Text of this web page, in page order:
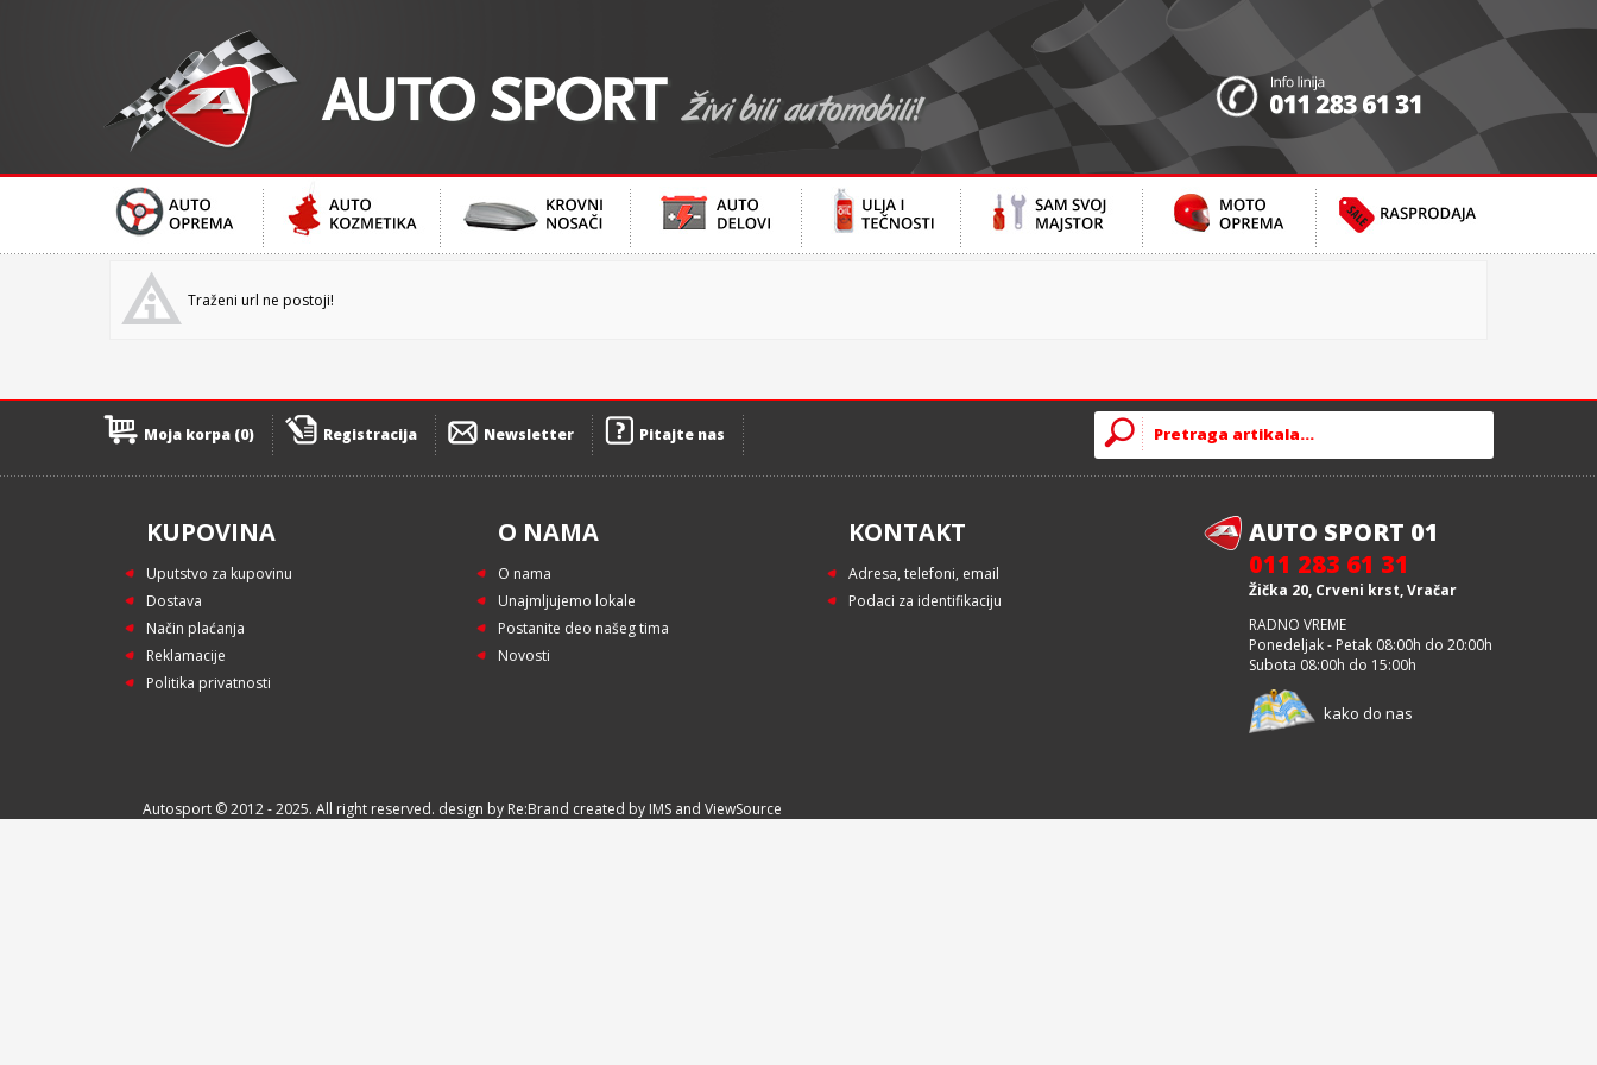
Traženi url ne postoji!
Moja korpa (0) Registracija Newsletter Pitajte nas
KUPOVINA
Uputstvo za kupovinu
Dostava
Način plaćanja
Reklamacije
Politika privatnosti
O NAMA
O nama
Unajmljujemo lokale
Postanite deo našeg tima
Novosti
KONTAKT
Adresa, telefoni, email
Podaci za identifikaciju
AUTO SPORT 01
011 283 61 31
Žička 20, Crveni krst, Vračar
RADNO VREME
Ponedeljak - Petak 08:00h do 20:00h
Subota 08:00h do 15:00h
kako do nas
Autosport © 2012 - 2025. All right reserved. design by Re:Brand created by IMS and ViewSource